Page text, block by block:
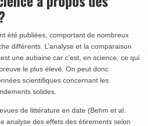
été publiées, comportant de nombreux
différents. L’analyse et la comparaison
une aubaine car c’est, en science, ce qui
le plus élevé. On peut donc
scientifiques concernant les
solides.
de littérature en date (Behm et al.
analyse des effets des étirements selon